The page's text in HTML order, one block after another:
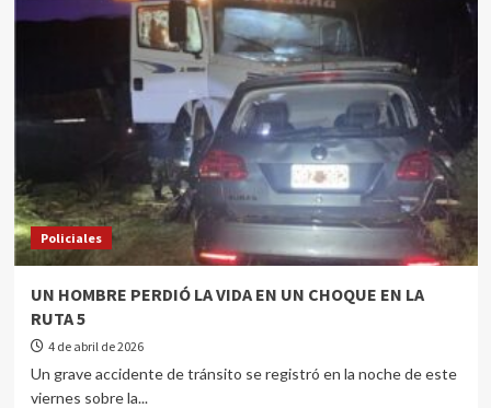
Policiales
UN HOMBRE PERDIÓ LA VIDA EN UN CHOQUE EN LA
RUTA 5
4 de abril de 2026
Un grave accidente de tránsito se registró en la noche de este
viernes sobre la...